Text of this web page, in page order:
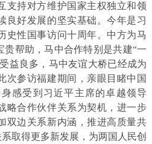
支持对方维护国家主权独立和领
良好发展的坚实基础。今年是习
史性国事访问十周年。中方为马
帮助，马中合作特别是共建“一
益良多，马中友谊大桥已经成为
次参访福建期间，亲眼目睹中国
感受到习近平主席的卓越领导
略合作伙伴关系为契机，进一步
双边关系新内涵，推进高质量共
取得更多新发展，为两国人民创